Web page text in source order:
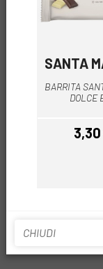
SANTA
BARRITA
DOLCE
CHIUDI